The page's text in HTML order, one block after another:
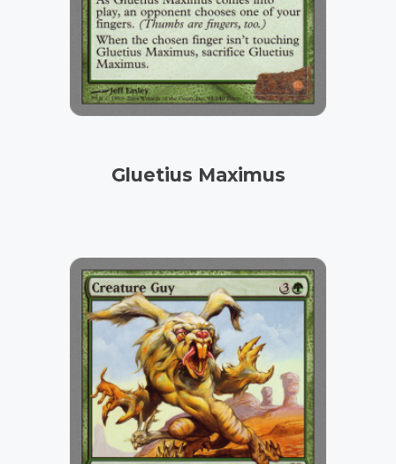
Gluetius Maximus